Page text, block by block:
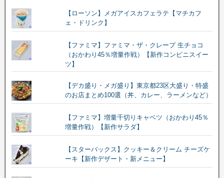
【ローソン】メガアイスカフェラテ【マチカフ
ェ・ドリンク】
【ファミマ】ファミマ・ザ・クレープ 生チョコ
（おかわり45％増量作戦）【新作コンビニスイー
ツ】
【デカ盛り・メガ盛り】東京都23区大盛り・特盛
のお店まとめ100選（丼、カレー、ラーメンなど）
【ファミマ】増量千切りキャベツ（おかわり45％
増量作戦）【新作サラダ】
【スターバックス】クッキー＆クリーム チーズケ
ーキ【新作デザート・新メニュー】